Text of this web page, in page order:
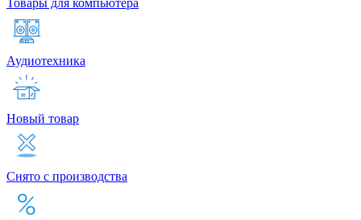
Аудиотехника
Новый товар
Снято с производства